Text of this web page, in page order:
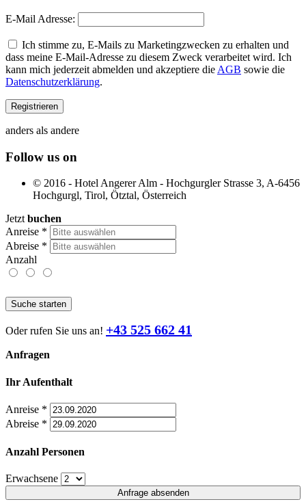
E-Mail Adresse:
Ich stimme zu, E-Mails zu Marketingzwecken zu erhalten und
dass meine E-Mail-Adresse zu diesem Zweck verarbeitet wird. Ich
kann mich jederzeit abmelden und akzeptiere die AGB sowie die
Datenschutzerklärung.
anders als andere
Follow us on
© 2016 - Hotel Angerer Alm - Hochgurgler Strasse 3, A-6456
Hochgurgl, Tirol, Ötztal, Österreich
Jetzt buchen
Anreise *
Abreise *
Anzahl
Suche starten
Oder rufen Sie uns an! +43 525 662 41
Anfragen
Ihr Aufenthalt
Anreise *
Abreise *
Anzahl Personen
Erwachsene
Anfrage absenden